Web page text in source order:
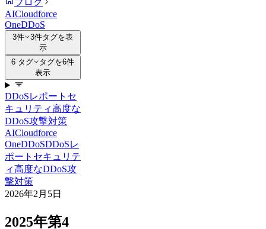
ブログ
AICloudforce
OneDDoS
3件
3件タグを表
示
6 タグ
タグを6件
表示
DDoSレポート セ
キュリティ高度な
DDoS攻撃対策
AICloudforce
OneDDoSDDoSレ
ポート セキュリテ
ィ高度なDDoS攻
撃対策
2026年2月5日
2025年第4